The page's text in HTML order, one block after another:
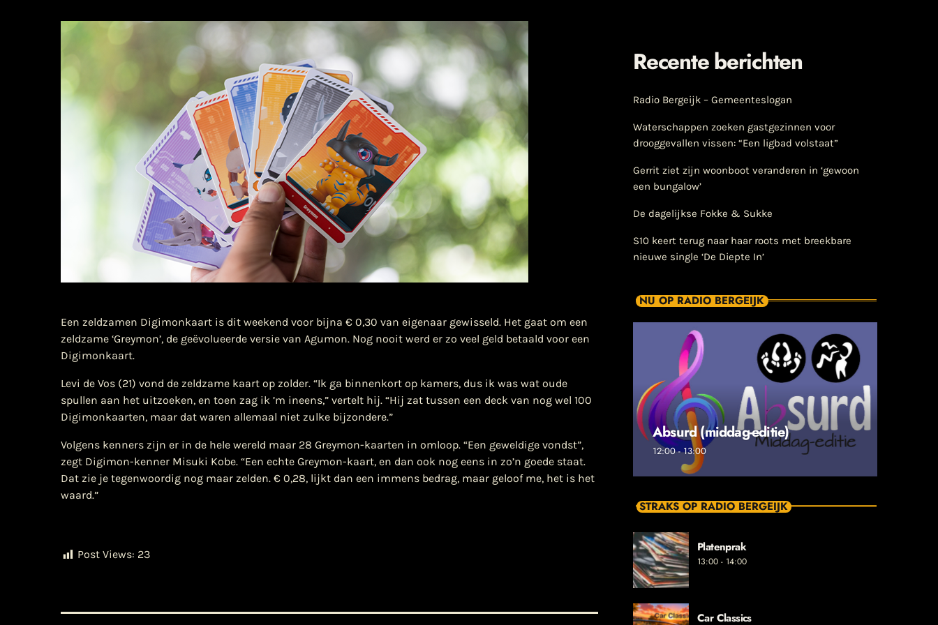
​Een zeldzamen Digimonkaart is dit weekend voor bijna € 0,30 van eigenaar gewisseld. Het gaat om een
zeldzame ‘Greymon’, de geëvolueerde versie van Agumon. Nog nooit werd er zo veel geld betaald voor een
Digimonkaart.
Levi de Vos (21) vond de zeldzame kaart op zolder. “Ik ga binnenkort op kamers, dus ik was wat oude
spullen aan het uitzoeken, en toen zag ik ’m ineens,” vertelt hij. “Hij zat tussen een deck van nog wel 100
Digimonkaarten, maar dat waren allemaal niet zulke bijzondere.”
Volgens kenners zijn er in de hele wereld maar 28 Greymon-kaarten in omloop. “Een geweldige vondst”,
zegt Digimon-kenner Misuki Kobe. “Een echte Greymon-kaart, en dan ook nog eens in zo’n goede staat.
Dat zie je tegenwoordig nog maar zelden. € 0,28, lijkt dan een immens bedrag, maar geloof me, het is het
waard.”
Post Views: 23
Recente berichten
Radio Bergeijk – Gemeenteslogan
Waterschappen zoeken gastgezinnen voor
drooggevallen vissen: “Een ligbad volstaat”
Gerrit ziet zijn woonboot veranderen in ‘gewoon
een bungalow’
De dagelijkse Fokke & Sukke
S10 keert terug naar haar roots met breekbare
nieuwe single ‘De Diepte In’
NU OP RADIO BERGEIJK
Absurd (middag-editie)
12:00 - 13:00
STRAKS OP RADIO BERGEIJK
Platenprak
13:00 - 14:00
Car Classics